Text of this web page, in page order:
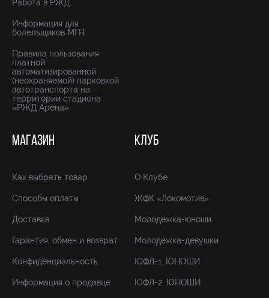
Работа в РЖД
Информация для
болельщиков МГН
Правила пользования
платной
автоматизированной
(неохраняемой) парковкой
автотранспорта на
территории стадиона
«РЖД Арена»
МАГАЗИН
Как выбрать товар
Способы оплаты
Доставка
Гарантия, обмен и возврат
Конфиденциальность
Информация о продавце
КЛУБ
О Клубе
ЖФК «Локомотив»
Молодёжка-юноши
Молодёжка-девушки
ЮФЛ-1. ЮНОШИ
ЮФЛ-2. ЮНОШИ